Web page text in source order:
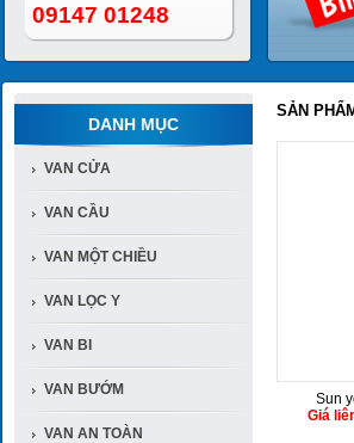
09147 01248
DANH MỤC
VAN CỬA
VAN CẦU
VAN MỘT CHIỀU
VAN LỌC Y
VAN BI
VAN BƯỚM
VAN AN TOÀN
SẢN
Sun
Giá